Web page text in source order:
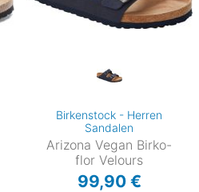
Birkenstock - Herren
Sandalen
Arizona Vegan Birko-
flor Velours
99,90 €